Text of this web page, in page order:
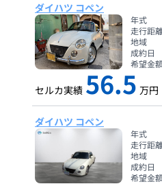
ダイハツ コペン
年式
走行距
地域
成約日
希望金
セルカ実績 56.5 万円
ダイハツ コペン
年式
走行距
地域
成約日
希望金